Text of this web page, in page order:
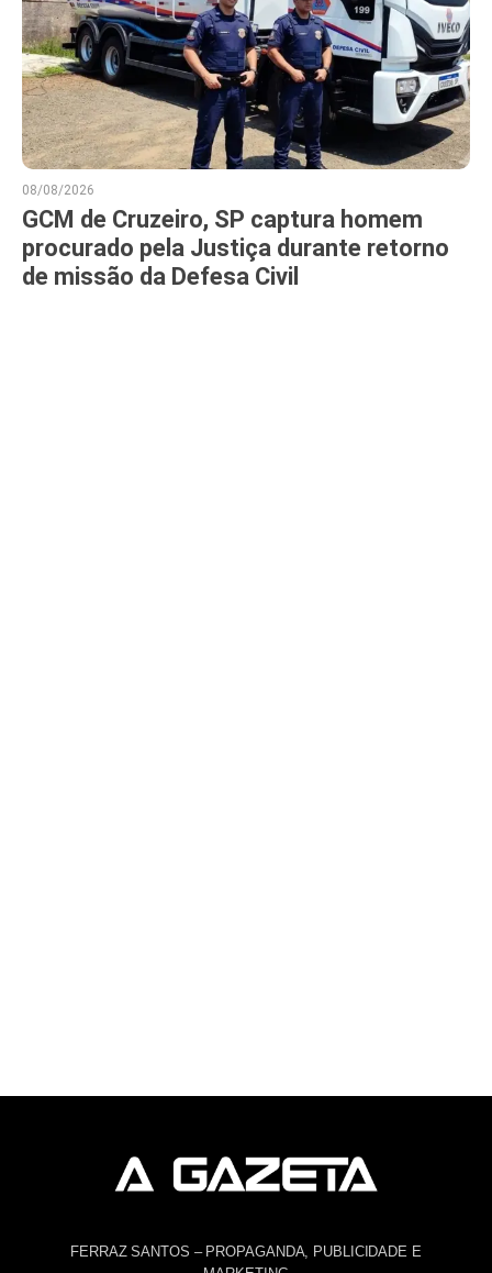
08/08/2026
GCM de Cruzeiro, SP captura homem
procurado pela Justiça durante retorno
de missão da Defesa Civil
FERRAZ SANTOS – PROPAGANDA, PUBLICIDADE E